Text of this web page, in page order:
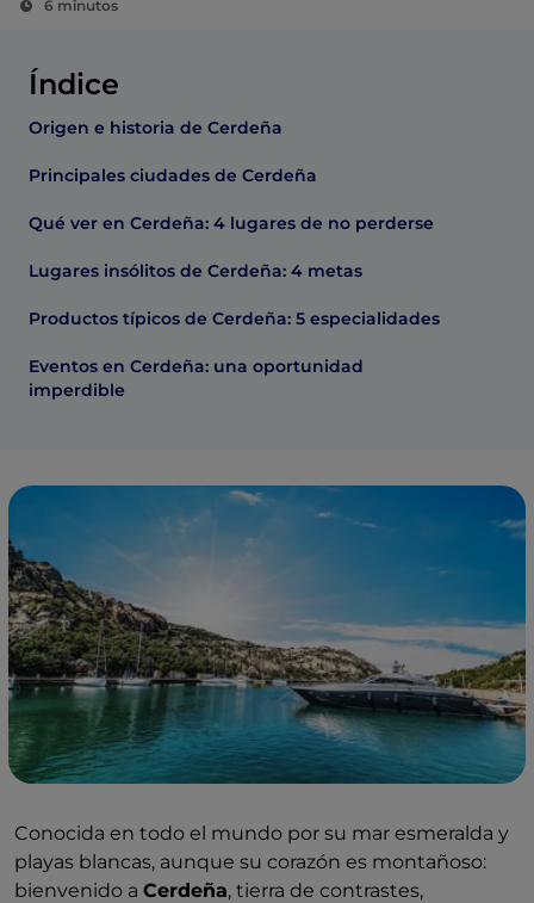
6 minutos
Índice
Origen e historia de Cerdeña
Principales ciudades de Cerdeña
Qué ver en Cerdeña: 4 lugares de no perderse
Lugares insólitos de Cerdeña: 4 metas
Productos típicos de Cerdeña: 5 especialidades
Eventos en Cerdeña: una oportunidad
imperdible
Conocida en todo el mundo por su mar esmeralda y
playas blancas, aunque su corazón es montañoso:
bienvenido a Cerdeña, tierra de contrastes,